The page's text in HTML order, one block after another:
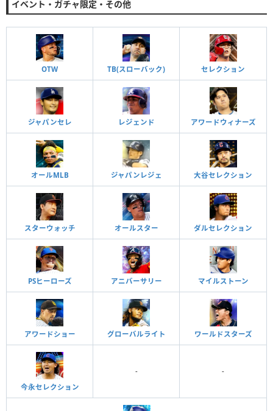
イベント・ガチャ限定・その他
OTW TB(スローバック) セレクション
ジャパンセレ レジェンド アワードウィナーズ
オールMLB ジャパンレジェ 大谷セレクション
スターウォッチ オールスター ダルセレクション
PSヒーローズ アニバーサリー マイルストーン
アワードショー グローバルライト ワールドスターズ
今永セレクション
- -